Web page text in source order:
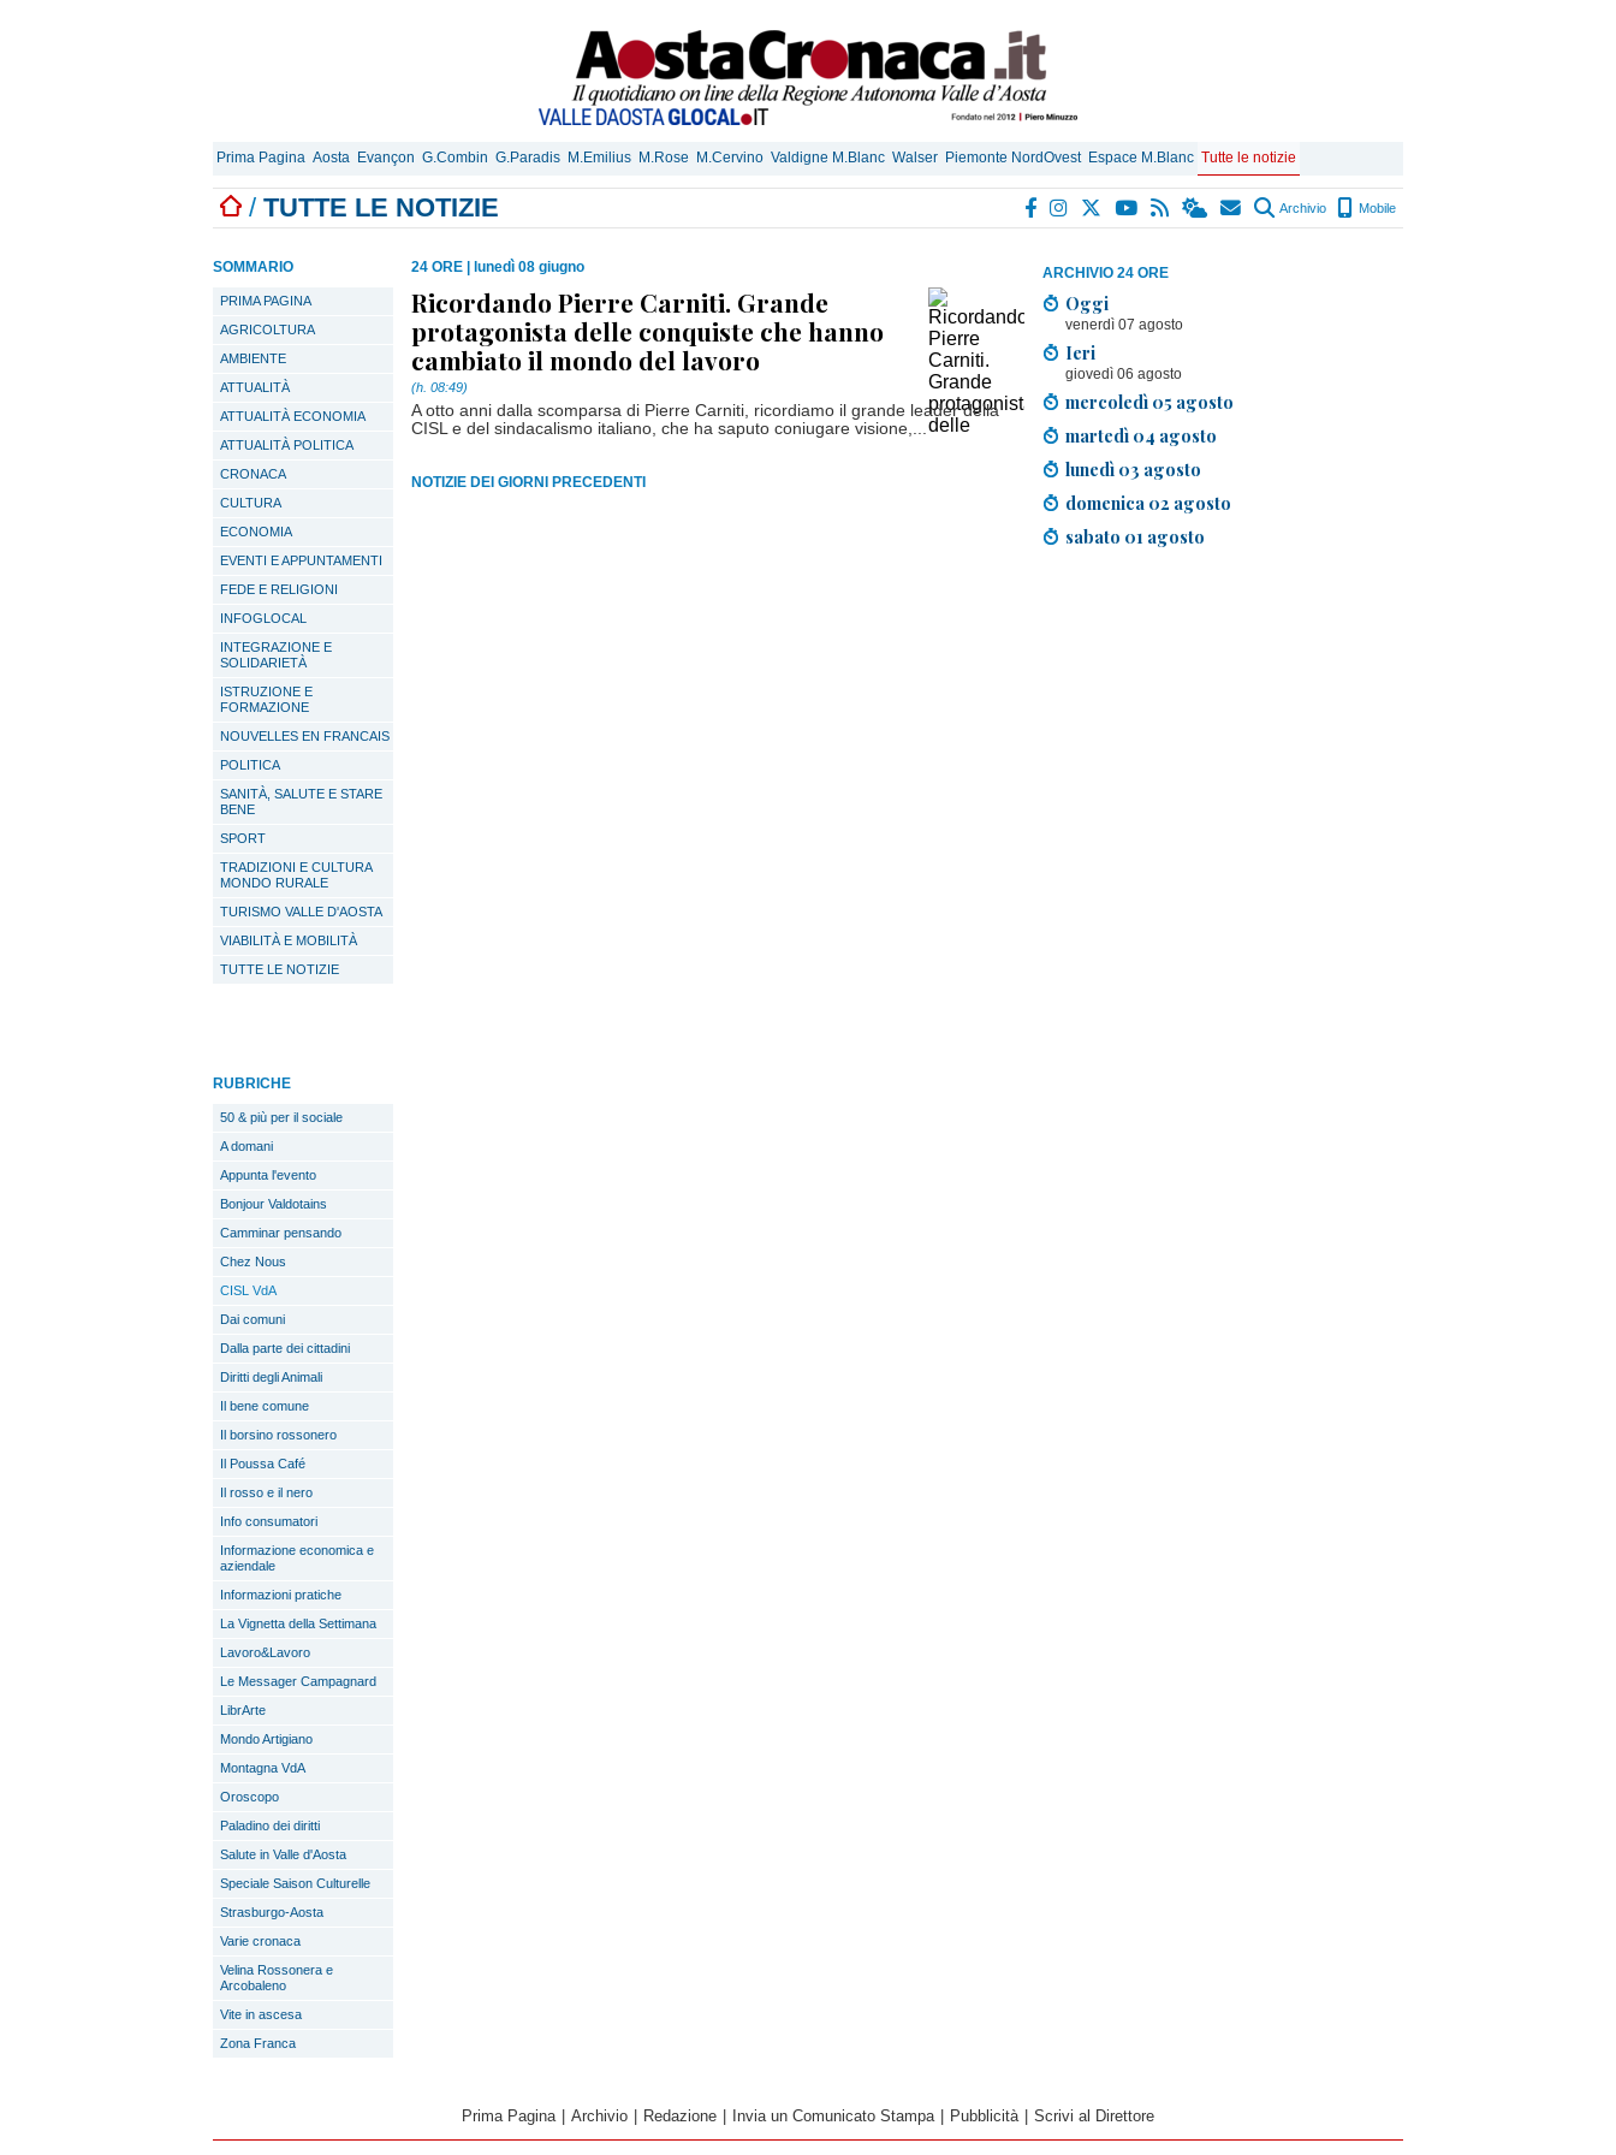
Prima Pagina Aosta Evançon G.Combin G.Paradis M.Emilius M.Rose M.Cervino Valdigne M.Blanc Walser Piemonte NordOvest Espace M.Blanc Tutte le notizie
/ TUTTE LE NOTIZIE Archivio Mobile
ARCHIVIO 24 ORE
Oggi
venerdì 07 agosto
Ieri
giovedì 06 agosto
mercoledì 05 agosto
martedì 04 agosto
lunedì 03 agosto
domenica 02 agosto
sabato 01 agosto
SOMMARIO
PRIMA PAGINA
AGRICOLTURA
AMBIENTE
ATTUALITÀ
ATTUALITÀ ECONOMIA
ATTUALITÀ POLITICA
CRONACA
CULTURA
ECONOMIA
EVENTI E APPUNTAMENTI
FEDE E RELIGIONI
INFOGLOCAL
INTEGRAZIONE E
SOLIDARIETÀ
ISTRUZIONE E
FORMAZIONE
NOUVELLES EN FRANCAIS
POLITICA
SANITÀ, SALUTE E STARE
BENE
SPORT
TRADIZIONI E CULTURA
MONDO RURALE
TURISMO VALLE D'AOSTA
VIABILITÀ E MOBILITÀ
TUTTE LE NOTIZIE
RUBRICHE
50 & più per il sociale
A domani
Appunta l'evento
Bonjour Valdotains
Camminar pensando
Chez Nous
CISL VdA
Dai comuni
Dalla parte dei cittadini
Diritti degli Animali
Il bene comune
Il borsino rossonero
Il Poussa Café
Il rosso e il nero
Info consumatori
Informazione economica e
aziendale
Informazioni pratiche
La Vignetta della Settimana
Lavoro&Lavoro
Le Messager Campagnard
LibrArte
Mondo Artigiano
Montagna VdA
Oroscopo
Paladino dei diritti
Salute in Valle d'Aosta
Speciale Saison Culturelle
Strasburgo-Aosta
Varie cronaca
Velina Rossonera e
Arcobaleno
Vite in ascesa
Zona Franca
24 ORE lunedì 08 giugno
Ricordando Pierre Carniti. Grande
protagonista delle conquiste che hanno
cambiato il mondo del lavoro
(h. 08:49)
A otto anni dalla scomparsa di Pierre Carniti, ricordiamo il grande leader della
CISL e del sindacalismo italiano, che ha saputo coniugare visione,...
NOTIZIE DEI GIORNI PRECEDENTI
Prima Pagina Archivio Redazione Invia un Comunicato Stampa Pubblicità Scrivi al Direttore